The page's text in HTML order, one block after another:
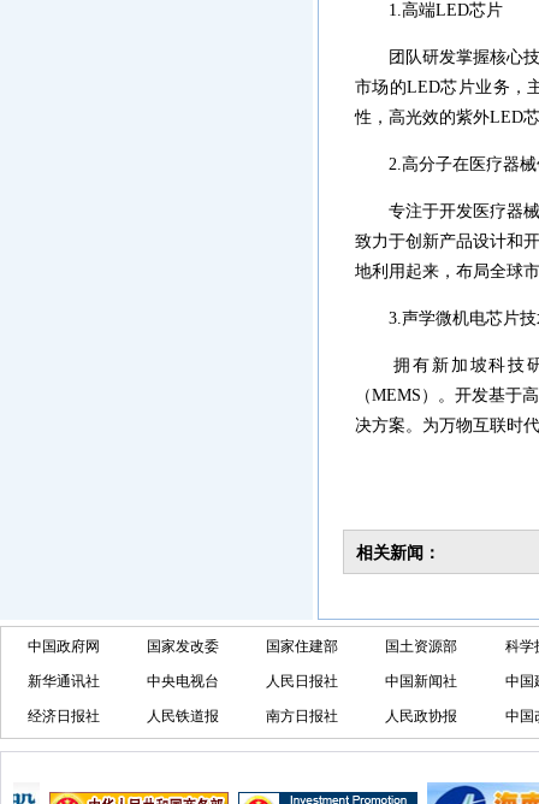
1.高端LED芯片
团队研发掌握核心技
市场的LED芯片业务，
性，高光效的紫外LED
2.高分子在医疗器械
专注于开发医疗器械
致力于创新产品设计和
地利用起来，布局全球
3.声学微机电芯片技
拥有新加坡科技研
（MEMS）。开发基于
决方案。为万物互联时
相关新闻：
中国政府网 国家发改委 国家住建部 国土资源部 科学
新华通讯社 中央电视台 人民日报社 中国新闻社 中国
经济日报社 人民铁道报 南方日报社 人民政协报 中国